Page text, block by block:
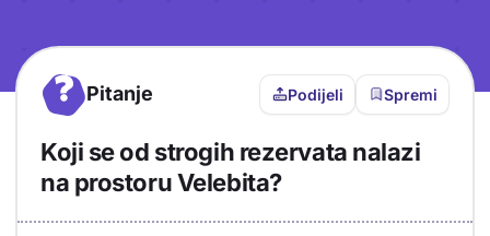
? Pitanje Podijeli Spremi
Koji se od strogih rezervata nalazi
na prostoru Velebita?